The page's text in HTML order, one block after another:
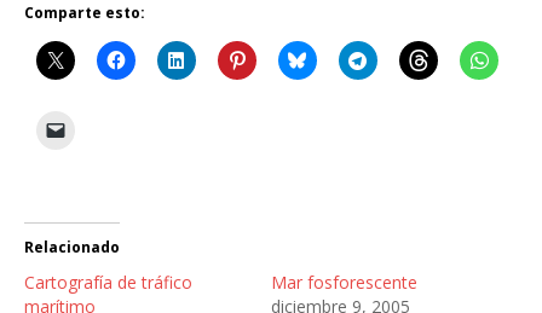
Comparte esto:
Relacionado
Cartografía de tráfico
marítimo
Mar fosforescente
diciembre 9, 2005